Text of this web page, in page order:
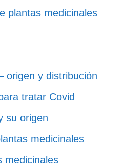
plantas medicinales
origen y distribución
tratar Covid
su origen
medicinales
medicinales